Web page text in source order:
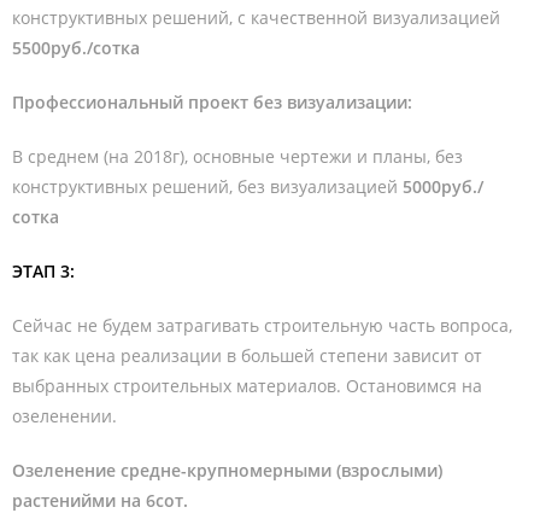
конструктивных решений, с качественной визуализацией
5500руб./сотка
Профессиональный проект без визуализации:
В среднем (на 2018г), основные чертежи и планы, без
конструктивных решений, без визуализацией 5000руб./
сотка
ЭТАП 3:
Сейчас не будем затрагивать строительную часть вопроса,
так как цена реализации в большей степени зависит от
выбранных строительных материалов. Остановимся на
озеленении.
Озеленение средне-крупномерными (взрослыми)
растенийми на 6сот.